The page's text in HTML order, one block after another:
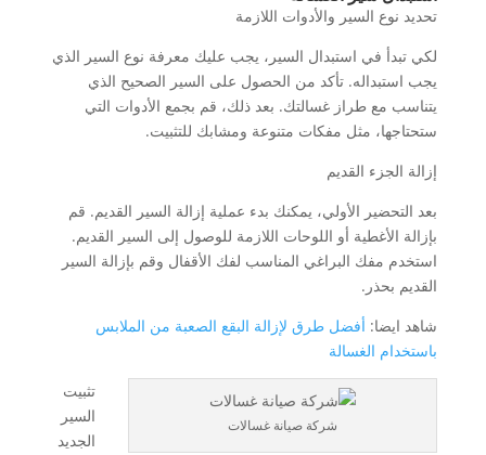
تحديد نوع السير والأدوات اللازمة
لكي تبدأ في استبدال السير، يجب عليك معرفة نوع السير الذي
يجب استبداله. تأكد من الحصول على السير الصحيح الذي
يتناسب مع طراز غسالتك. بعد ذلك، قم بجمع الأدوات التي
ستحتاجها، مثل مفكات متنوعة ومشابك للتثبيت.
إزالة الجزء القديم
بعد التحضير الأولي، يمكنك بدء عملية إزالة السير القديم. قم
بإزالة الأغطية أو اللوحات اللازمة للوصول إلى السير القديم.
استخدم مفك البراغي المناسب لفك الأقفال وقم بإزالة السير
القديم بحذر.
شاهد ايضا: أفضل طرق لإزالة البقع الصعبة من الملابس
باستخدام الغسالة
شركة صيانة غسالات
تثبيت
السير
الجديد